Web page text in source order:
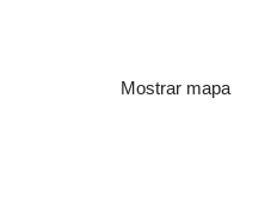
Mostrar mapa